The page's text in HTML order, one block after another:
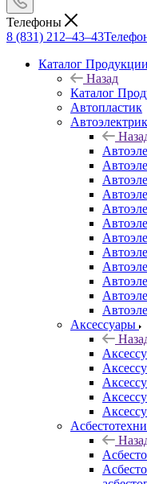
Телефоны
8 (831) 212–43–43
Каталог Продукции
Назад
Каталог
Автопластик
Аксессуары